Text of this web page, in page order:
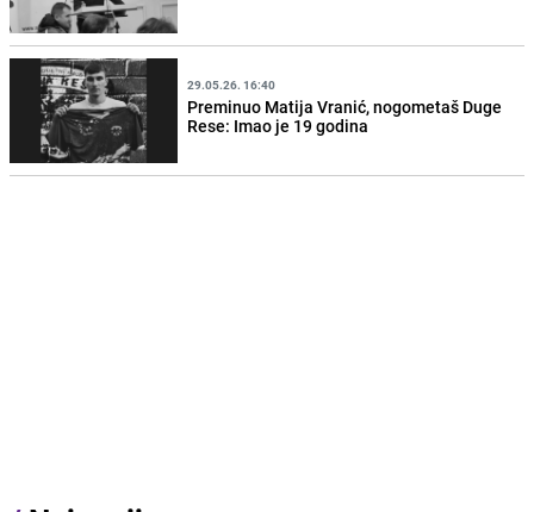
29.05.26. 16:40
Preminuo Matija Vranić, nogometaš Duge
Rese: Imao je 19 godina